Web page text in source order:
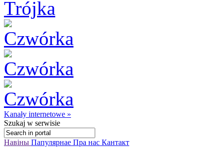
Kanały internetowe »
Szukaj w serwisie
Навіны Папулярнае Пра нас Кантакт